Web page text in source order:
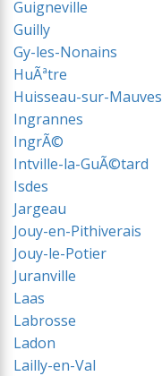
Guigneville
Guilly
Gy-les-Nonains
HuÃªtre
Huisseau-sur-Mauves
Ingrannes
IngrÃ©
Intville-la-GuÃ©tard
Isdes
Jargeau
Jouy-en-Pithiverais
Jouy-le-Potier
Juranville
Laas
Labrosse
Ladon
Lailly-en-Val